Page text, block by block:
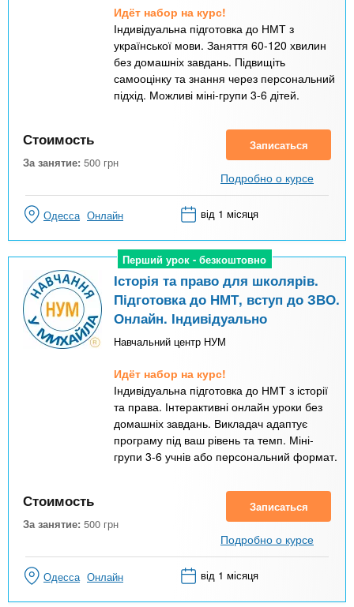
Идёт набор на курс!
Індивідуальна підготовка до НМТ з
української мови. Заняття 60-120 хвилин
без домашніх завдань. Підвищіть
самооцінку та знання через персональний
підхід. Можливі міні-групи 3-6 дітей.
Стоимость
За занятие: 500 грн
Записаться
Подробно о курсе
Одесса Онлайн від 1 місяця
Перший урок - безкоштовно
Перший урок - безкоштовно
Історія та право для школярів.
Підготовка до НМТ, вступ до ЗВО.
Онлайн. Індивідуально
Навчальний центр НУМ
Идёт набор на курс!
Індивідуальна підготовка до НМТ з історії
та права. Інтерактивні онлайн уроки без
домашніх завдань. Викладач адаптує
програму під ваш рівень та темп. Міні-
групи 3-6 учнів або персональний формат.
Стоимость
За занятие: 500 грн
Записаться
Подробно о курсе
Одесса Онлайн від 1 місяця